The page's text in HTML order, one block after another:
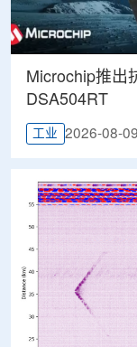
Microchip推出
DSA504RT
工业 2026-08-09